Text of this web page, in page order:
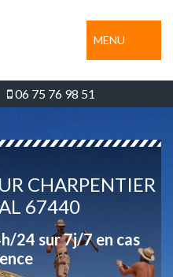
MENU
06 75 76 98 51
CHARPENTIER
67440
24 sur 7j/7 en cas